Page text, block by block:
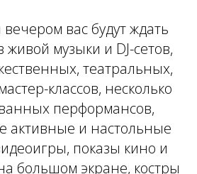
вас будут ждать
живой музыки и DJ-сетов,
театральных,
классов, несколько
перформансов,
активные и настольные
показы кино и
большом экране, костры